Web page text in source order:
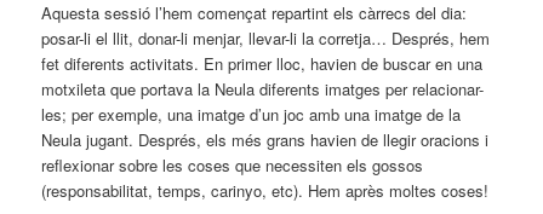
Aquesta sessió l’hem començat repartint els càrrecs del dia:
posar-li el llit, donar-li menjar, llevar-li la corretja… Després, hem
fet diferents activitats. En primer lloc, havien de buscar en una
motxileta que portava la Neula diferents imatges per relacionar-
les; per exemple, una imatge d’un joc amb una imatge de la
Neula jugant. Després, els més grans havien de llegir oracions i
reflexionar sobre les coses que necessiten els gossos
(responsabilitat, temps, carinyo, etc). Hem après moltes coses!